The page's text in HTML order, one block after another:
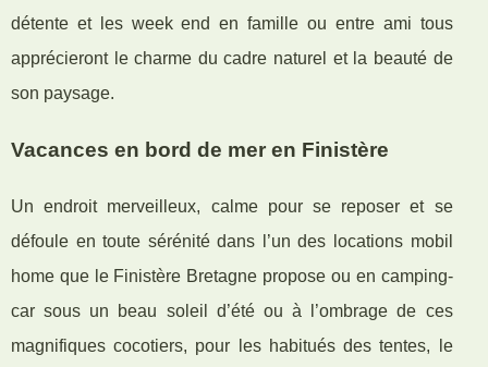
détente et les week end en famille ou entre ami tous
apprécieront le charme du cadre naturel et la beauté de
son paysage.
Vacances en bord de mer en Finistère
Un endroit merveilleux, calme pour se reposer et se
défoule en toute sérénité dans l’un des locations mobil
home que le Finistère Bretagne propose ou en camping-
car sous un beau soleil d’été ou à l’ombrage de ces
magnifiques cocotiers, pour les habitués des tentes, le